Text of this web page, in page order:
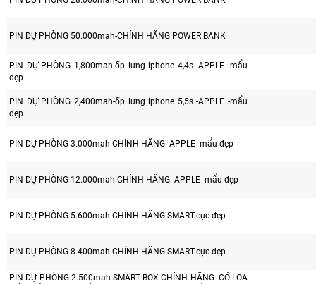
PIN DỰ PHÒNG 50.000mah-CHÍNH HÃNG POWER BANK
PIN DỰ PHÒNG 1,800mah-ốp lưng iphone 4,4s -APPLE -mẩu
đẹp
PIN DỰ PHÒNG 2,400mah-ốp lưng iphone 5,5s -APPLE -mẩu
đẹp
PIN DỰ PHÒNG 3.000mah-CHÍNH HÃNG -APPLE -mẩu đẹp
PIN DỰ PHÒNG 12.000mah-CHÍNH HÃNG -APPLE -mẩu đẹp
PIN DỰ PHÒNG 5.600mah-CHÍNH HÃNG SMART-cực đẹp
PIN DỰ PHÒNG 8.400mah-CHÍNH HÃNG SMART-cực đẹp
PIN DỰ PHÒNG 2.500mah-SMART BOX CHÍNH HÃNG--CÓ LOA